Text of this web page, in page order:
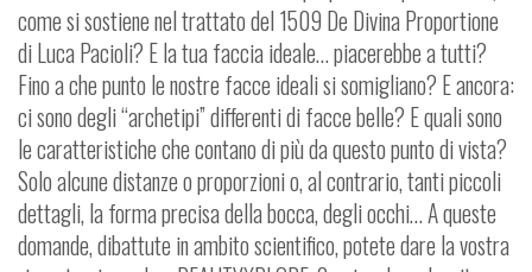
come si sostiene nel trattato del 1509 De Divina Proportione
di Luca Pacioli? E la tua faccia ideale… piacerebbe a tutti?
Fino a che punto le nostre facce ideali si somigliano? E ancora:
ci sono degli “archetipi” differenti di facce belle? E quali sono
le caratteristiche che contano di più da questo punto di vista?
Solo alcune distanze o proporzioni o, al contrario, tanti piccoli
dettagli, la forma precisa della bocca, degli occhi… A queste
domande, dibattute in ambito scientifico, potete dare la vostra